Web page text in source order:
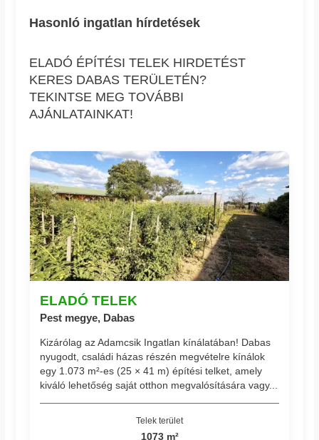
Hasonló ingatlan hírdetések
ELADÓ ÉPÍTÉSI TELEK HIRDETÉST
KERES DABAS TERÜLETÉN?
TEKINTSE MEG TOVÁBBI
AJÁNLATAINKAT!
ELADÓ TELEK
Pest megye, Dabas
Kizárólag az Adamcsik Ingatlan kínálatában! Dabas
nyugodt, családi házas részén megvételre kínálok
egy 1.073 m²-es (25 × 41 m) építési telket, amely
kiváló lehetőség saját otthon megvalósítására vagy...
Telek terület
1073 m²